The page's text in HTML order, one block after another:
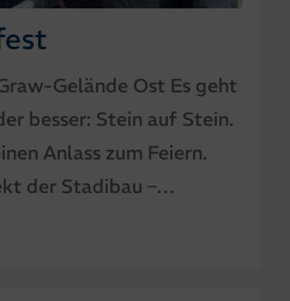
Gelände Ost Es geht
besser: Stein auf Stein.
Anlass zum Feiern.
der Stadibau –…